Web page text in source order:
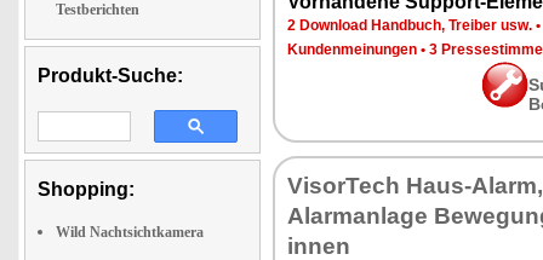
Testberichten
Produkt-Suche:
Shopping:
Wild Nachtsichtkamera
2 Download Handbuch, Treiber usw. •
Kundenmeinungen • 3
VisorTech Haus-Alarm,
Alarmanlage
innen